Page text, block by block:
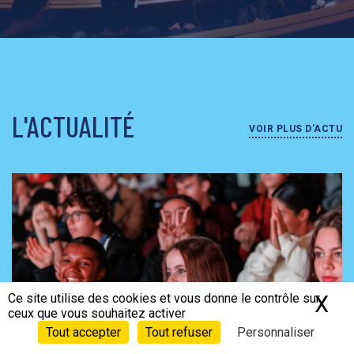
L'ACTUALITÉ VOIR PLUS D'ACTU
Ce site utilise des cookies et vous donne le contrôle sur
ceux que vous souhaitez activer
Tout accepter
Tout refuser Personnaliser
X